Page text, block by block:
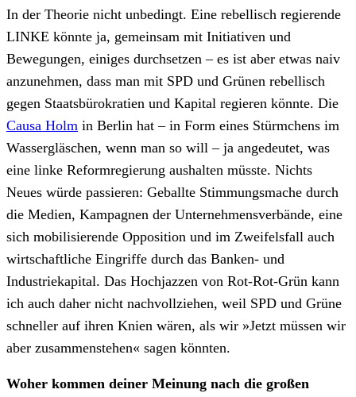
In der Theorie nicht unbedingt. Eine rebellisch regierende
LINKE könnte ja, gemeinsam mit Initiativen und
Bewegungen, einiges durchsetzen – es ist aber etwas naiv
anzunehmen, dass man mit SPD und Grünen rebellisch
gegen Staatsbürokratien und Kapital regieren könnte. Die
Causa Holm in Berlin hat – in Form eines Stürmchens im
Wassergläschen, wenn man so will – ja angedeutet, was
eine linke Reformregierung aushalten müsste. Nichts
Neues würde passieren: Geballte Stimmungsmache durch
die Medien, Kampagnen der Unternehmensverbände, eine
sich mobilisierende Opposition und im Zweifelsfall auch
wirtschaftliche Eingriffe durch das Banken- und
Industriekapital. Das Hochjazzen von Rot-Rot-Grün kann
ich auch daher nicht nachvollziehen, weil SPD und Grüne
schneller auf ihren Knien wären, als wir »Jetzt müssen wir
aber zusammenstehen« sagen könnten.
Woher kommen deiner Meinung nach die großen